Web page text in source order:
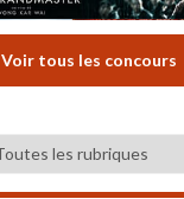
Voir tous les concours